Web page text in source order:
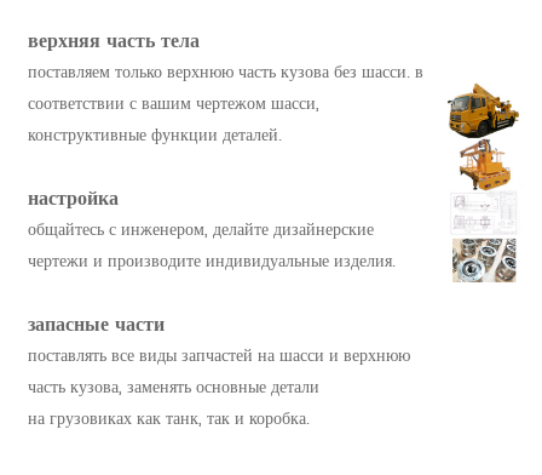
верхняя часть тела
поставляем только верхнюю часть кузова без шасси. в
соответствии с вашим чертежом шасси,
конструктивные функции деталей.
настройка
общайтесь с инженером, делайте дизайнерские
чертежи и производите индивидуальные изделия.
запасные части
поставлять все виды запчастей на шасси и верхнюю
часть кузова, заменять основные детали
на грузовиках как танк, так и коробка.